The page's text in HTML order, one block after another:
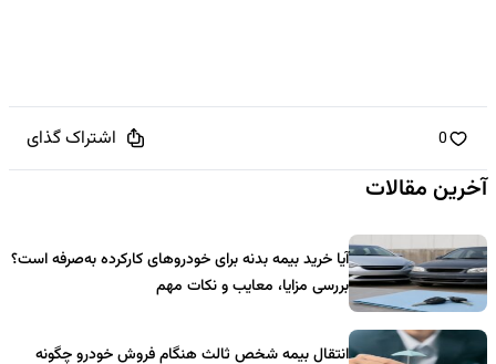
0 اشتراک گذای
آخرین مقالات
آیا خرید بیمه بدنه برای خودروهای کارکرده به‌صرفه است؟
بررسی مزایا، معایب و نکات مهم
انتقال بیمه شخص ثالث هنگام فروش خودرو چگونه